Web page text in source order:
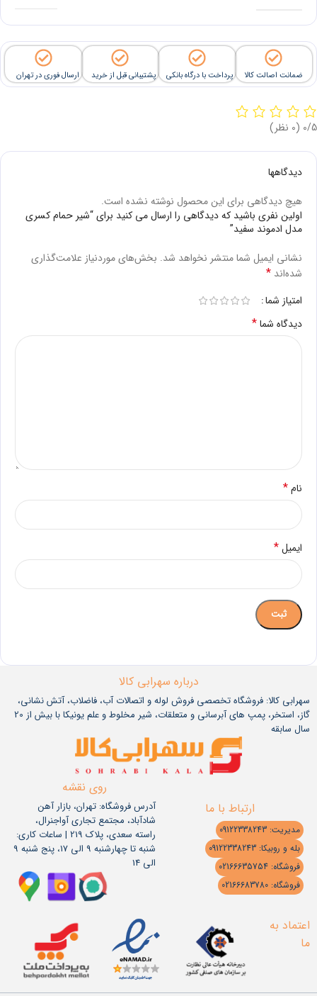
ضمانت اصالت کالا پرداخت با درگاه بانکی پشتیبانی قبل از خرید ارسال فوری در تهران
‫0/5 ‫(0 نظر)
دیدگاهها
هیچ دیدگاهی برای این محصول نوشته نشده است.
اولین نفری باشید که دیدگاهی را ارسال می کنید برای “شیر حمام کسری
مدل ادموند سفید”
نشانی ایمیل شما منتشر نخواهد شد. بخش‌های موردنیاز علامت‌گذاری
شده‌اند *
امتیاز شما
دیدگاه شما*
نام*
ایمیل*
درباره سهرابی کالا
سهرابی کالا: فروشگاه تخصصی فروش لوله و اتصالات آب، فاضلاب، آتش نشانی،
گاز، استخر، پمپ های آبرسانی و متعلقات، شیر مخلوط و علم یونیکا با بیش از 20
سال سابقه
ارتباط با ما
مدیریت: 09122338243
بله و روبیکا: 09122338243
فروشگاه: 02166635754
فروشگاه: 02166683780
روی نقشه
آدرس فروشگاه: تهران، بازار آهن
شادآباد، مجتمع تجاری آواجنرال،
راسته سعدی، پلاک 219 | ساعات کاری:
شنبه تا چهارشنبه 9 الی 17، پنج شنبه 9
الی 14
اعتماد به
ما